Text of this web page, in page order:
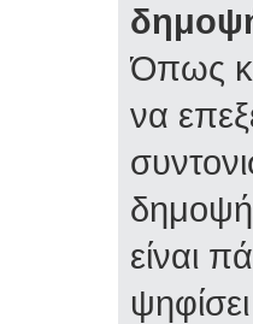
Όπως
να
είναι